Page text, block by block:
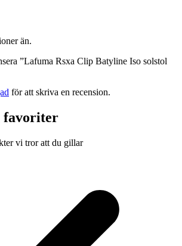
än.
”Lafuma Rsxa Clip Batyline Iso solstol
för att skriva en recension.
favoriter
vi tror att du gillar